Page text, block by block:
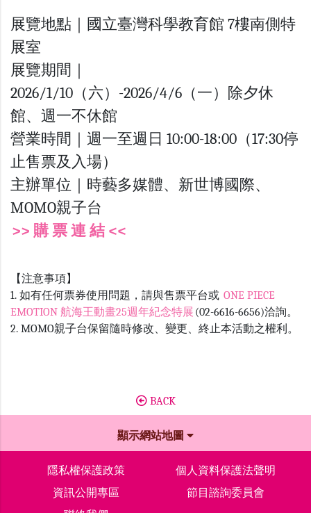
展覽地點｜國立臺灣科學教育館 7樓南側特
展室
展覽期間｜
2026/1/10（六）-2026/4/6（一）除夕休
館、週一不休館
營業時間｜週一至週日 10:00-18:00（17:30停
止售票及入場）
主辦單位｜時藝多媒體、新世博國際、
MOMO親子台
>> 購 票 連 結 <<
【注意事項】
1. 如有任何票券使用問題，請與售票平台或 ONE PIECE
EMOTION 航海王動畫25週年紀念特展 (02-6616-6656)洽詢。
2. MOMO親子台保留隨時修改、變更、終止本活動之權利。
BACK
顯示網站地圖
隱私權保護政策
個人資料保護法聲明
資訊公開專區
節目諮詢委員會